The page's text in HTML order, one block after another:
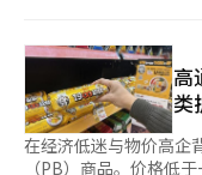
道交通运费调整范围意
案仅需获得京畿道消
序。鉴于京畿道政府已
员会审议将顺利通过。
启动系统升级工作，预
与调试。 首尔市作为首都圈轨道交通运营主体和票价决策主导
高
类
在经济低迷与物价高企
（PB）商品。价格低